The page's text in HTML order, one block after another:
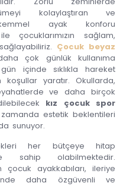
kolaylaştıran ve
ayak konforu
sağlam,
Çocuk beyaz
çok günlük kullanıma
içinde sıklıkla hareket
yaratır. Okullarda,
ve daha birçok
kız çocuk spor
zamanda estetik beklentileri
sunuyor.
her bütçeye hitap
sahip olabilmektedir.
ayakkabıları, ileriye
daha özgüvenli ve